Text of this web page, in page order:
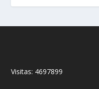
Visitas: 4697899